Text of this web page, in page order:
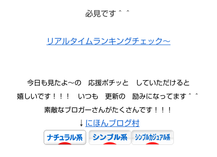
必見です＾＾
リアルタイムランキングチェック～
今日も見たよ〜の 応援ポチッと していただけると
嬉しいです！！！ いつも 更新の 励みになってます＾＾
素敵なブロガーさんがたくさんです！！！
↓ にほんブログ村